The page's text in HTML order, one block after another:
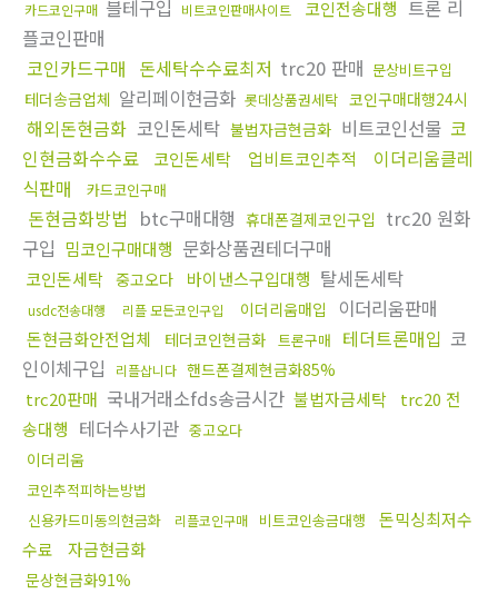
카드코인구매 블테구입 비트코인판매사이트 코인전송대행 트론 리
플코인판매
코인카드구매 돈세탁수수료최저 trc20 판매 문상비트구입
테더송금업체 알리페이현금화 롯데상품권세탁 코인구매대행24시
해외돈현금화 코인돈세탁 불법자금현금화 비트코인선물 코
인현금화수수료
코인돈세탁 업비트코인추적
이더리움클레
식판매
카드코인구매
돈현금화방법 btc구매대행 휴대폰결제코인구입 trc20 원화
구입 밈코인구매대행 문화상품권테더구매
코인돈세탁 중고오다 바이낸스구입대행 탈세돈세탁
usdc전송대행 리플 모든코인구입 이더리움매입 이더리움판매
돈현금화안전업체 테더코인현금화 트론구매 테더트론매입 코
인이체구입
리플삽니다 핸드폰결제현금화85%
trc20판매 국내거래소fds송금시간 불법자금세탁
trc20 전
송대행 테더수사기관 중고오다
이더리움
코인추적피하는방법
신용카드미동의현금화
리플코인구매 비트코인송금대행
돈믹싱최저수
수료
자금현금화
문상현금화91%